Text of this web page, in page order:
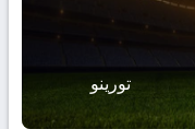
تورينو